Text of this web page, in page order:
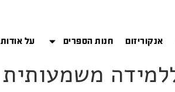
אנקוריזום חנות הספרים על אודות